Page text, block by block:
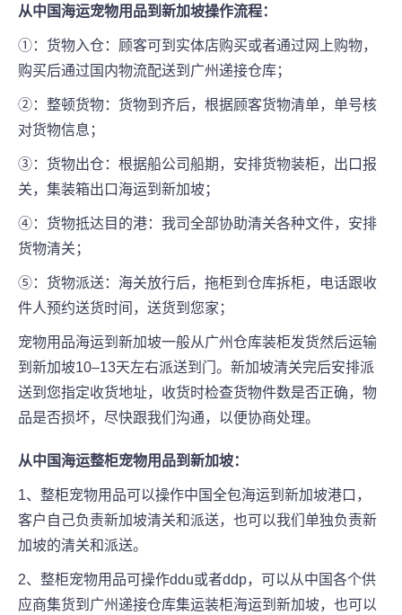
从中国海运宠物用品到新加坡操作流程：
①：货物入仓：顾客可到实体店购买或者通过网上购物，
购买后通过国内物流配送到广州递接仓库；
②：整顿货物：货物到齐后，根据顾客货物清单，单号核
对货物信息；
③：货物出仓：根据船公司船期，安排货物装柜，出口报
关，集装箱出口海运到新加坡；
④：货物抵达目的港：我司全部协助清关各种文件，安排
货物清关；
⑤：货物派送：海关放行后，拖柜到仓库拆柜，电话跟收
件人预约送货时间，送货到您家；
宠物用品海运到新加坡一般从广州仓库装柜发货然后运输
到新加坡10–13天左右派送到门。新加坡清关完后安排派
送到您指定收货地址，收货时检查货物件数是否正确，物
品是否损坏，尽快跟我们沟通，以便协商处理。
从中国海运整柜宠物用品到新加坡：
1、整柜宠物用品可以操作中国全包海运到新加坡港口，
客户自己负责新加坡清关和派送，也可以我们单独负责新
加坡的清关和派送。
2、整柜宠物用品可操作ddu或者ddp，可以从中国各个供
应商集货到广州递接仓库集运装柜海运到新加坡，也可以